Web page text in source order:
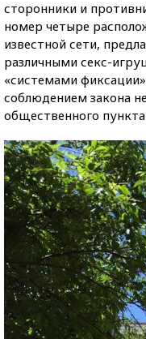
сторонники и
номер четыре
известной сети,
различными секс-
«системами
соблюдением закона
общественного